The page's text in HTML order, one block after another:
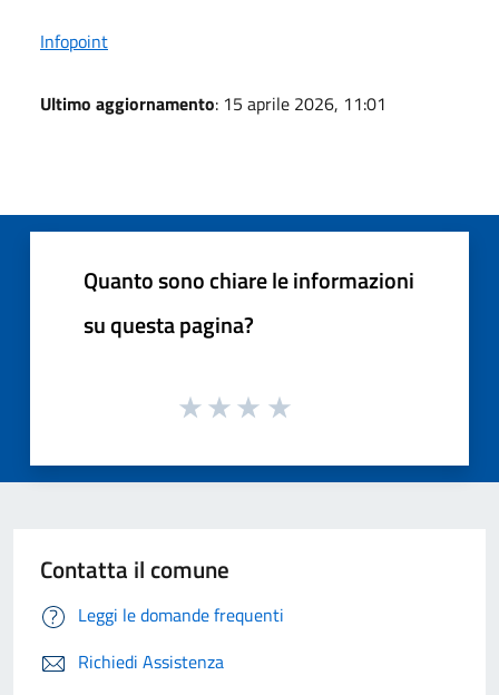
Infopoint
Ultimo aggiornamento: 15 aprile 2026, 11:01
Quanto sono chiare le informazioni
su questa pagina?
Contatta il comune
Leggi le domande frequenti
Richiedi Assistenza